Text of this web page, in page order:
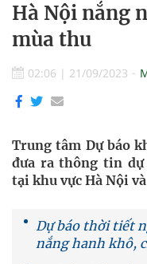
Hà Nội nắng
mùa thu
02:06 | 21/09/2023
Trung tâm Dự báo
đưa ra thông tin
tại khu vực Hà Nội
Dự báo thời tiết
nắng hanh khô,